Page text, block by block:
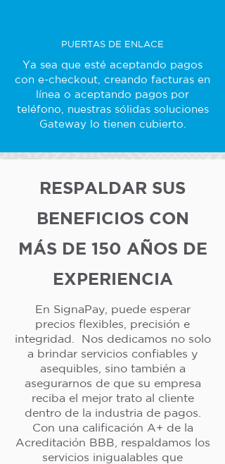
PUERTAS DE ENLACE
Ya sea que esté aceptando pagos
con e-checkout, creando facturas en
línea o aceptando pagos por
teléfono, nuestras sólidas soluciones
Gateway lo tienen cubierto.
RESPALDAR SUS
BENEFICIOS CON
MÁS DE 150 AÑOS DE
EXPERIENCIA
En SignaPay, puede esperar
precios flexibles, precisión e
integridad. Nos dedicamos no solo
a brindar servicios confiables y
asequibles, sino también a
asegurarnos de que su empresa
reciba el mejor trato al cliente
dentro de la industria de pagos.
Con una calificación A+ de la
Acreditación BBB, respaldamos los
servicios inigualables que